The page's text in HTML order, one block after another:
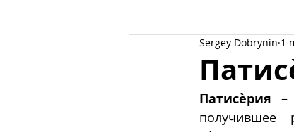
У Ф
Sergey Dobrynin 1
Патисѐрия –
получившее